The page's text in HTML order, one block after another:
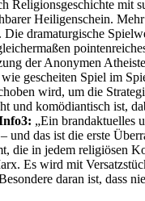
Religionsgeschichte mit
Heiligenschein.
dramaturgische
der Anonymen
gescheiten Spiel im
wird, um die
und komödiantisch ist,
„Ein brandaktuelles
das ist die erste
die in jedem religiösen
Es wird mit
daran ist, dass